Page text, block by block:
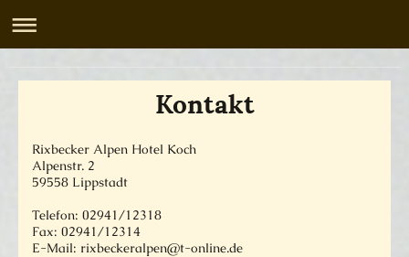
Kontakt
Rixbecker Alpen Hotel Koch
Alpenstr. 2
59558 Lippstadt
Telefon: 02941/12318
Fax: 02941/12314
E-Mail: rixbeckeralpen@t-online.de